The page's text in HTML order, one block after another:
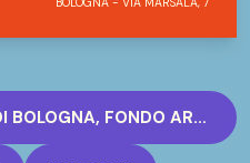
ARCHIVIO DI ASP CITTÀ DI BOLOGNA, FONDO ARCHIVISTICO “OPERA PIA DEI POVERI VERGOGNOSI”